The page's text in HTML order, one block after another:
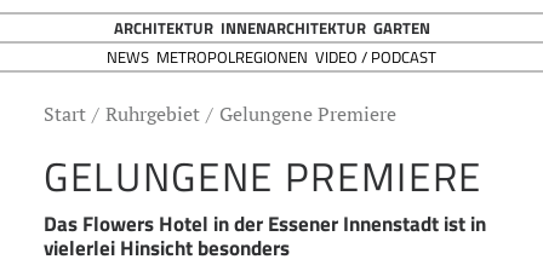
ARCHITEKTUR INNENARCHITEKTUR GARTEN
NEWS METROPOLREGIONEN VIDEO / PODCAST
Start Ruhrgebiet Gelungene Premiere
GELUNGENE PREMIERE
Das Flowers Hotel in der Essener Innenstadt ist in
vielerlei Hinsicht besonders